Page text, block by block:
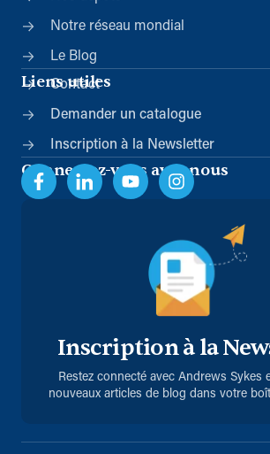
Notre réseau mondial
Le Blog
Liens utiles
Contact
Demander un catalogue
Inscription à la Newsletter
Connectez-vous avec nous
Inscription à la
Restez connecté avec Andrews Sykes
nouveaux articles de blog dans votre